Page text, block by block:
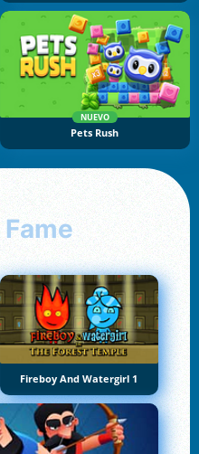
NUEVO
Pets Rush
Fame
Fireboy And Watergirl 1